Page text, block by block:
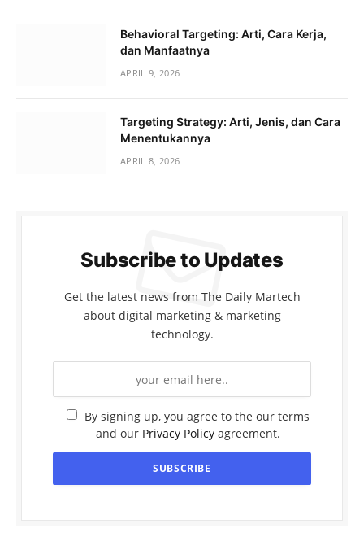
Behavioral Targeting: Arti, Cara Kerja,
dan Manfaatnya
APRIL 9, 2026
Targeting Strategy: Arti, Jenis, dan Cara
Menentukannya
APRIL 8, 2026
Subscribe to Updates
Get the latest news from The Daily Martech
about digital marketing & marketing
technology.
By signing up, you agree to the our terms
and our Privacy Policyagreement.